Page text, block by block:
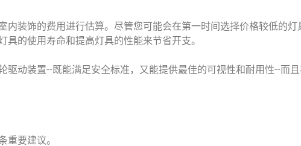
装饰的费用进行估算。尽管您可能会在第一时间选择价格较低的灯
的使用寿命和提高灯具的性能来节省开支。
动装置--既能满足安全标准，又能提供最佳的可视性和耐用性--而
要建议。